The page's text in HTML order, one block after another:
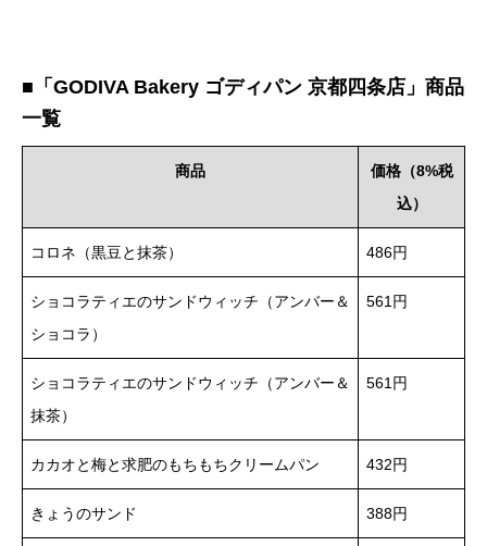
■「GODIVA Bakery ゴディパン 京都四条店」商品
一覧
商品
価格（8%税
込）
コロネ（黒豆と抹茶） 486円
ショコラティエのサンドウィッチ（アンバー＆
ショコラ）
561円
ショコラティエのサンドウィッチ（アンバー＆
抹茶）
561円
カカオと梅と求肥のもちもちクリームパン 432円
きょうのサンド 388円